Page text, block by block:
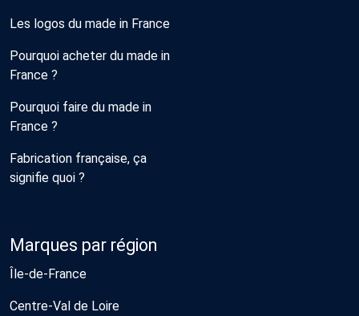
Les logos du made in France
Pourquoi acheter du made in
France ?
Pourquoi faire du made in
France ?
Fabrication française, ça
signifie quoi ?
Marques par région
Île-de-France
Centre-Val de Loire